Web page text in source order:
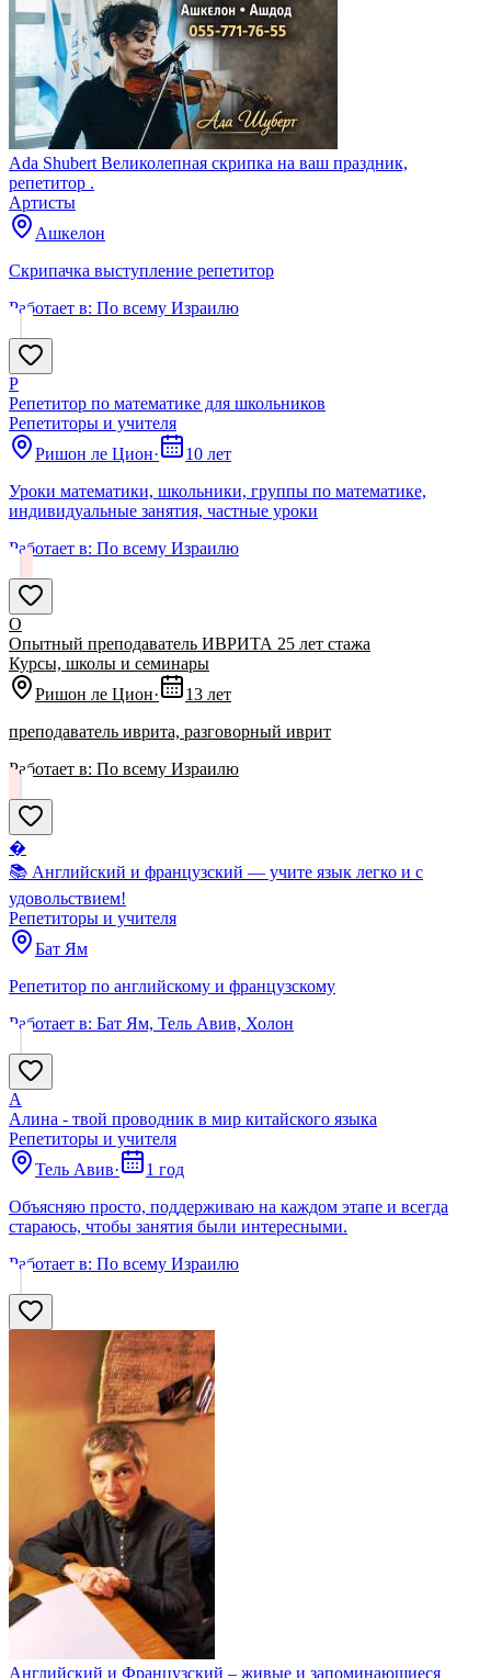
Ada Shubert Великолепная скрипка на ваш праздник,
репетитор .
Артисты
Ашкелон
Скрипачка выступление репетитор
Работает в: По всему Израилю
Р
Репетитор по математике для школьников
Репетиторы и учителя
Ришон ле Цион·
10 лет
Уроки математики, школьники, группы по математике,
индивидуальные занятия, частные уроки
Работает в: По всему Израилю
О
Опытный преподаватель ИВРИТА 25 лет стажа
Курсы, школы и семинары
Ришон ле Цион·
13 лет
преподаватель иврита, разговорный иврит
Работает в: По всему Израилю
�
📚 Английский и французский — учите язык легко и с
удовольствием!
Репетиторы и учителя
Бат Ям
Репетитор по английскому и французскому
Работает в: Бат Ям, Тель Авив, Холон
А
Алина - твой проводник в мир китайского языка
Репетиторы и учителя
Тель Авив·
1 год
Объясняю просто, поддерживаю на каждом этапе и всегда
стараюсь, чтобы занятия были интересными.
Работает в: По всему Израилю
Английский и Французский – живые и запоминающиеся